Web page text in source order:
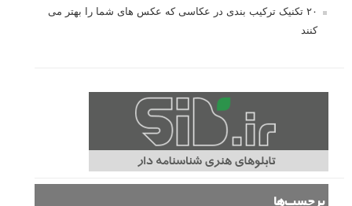
۲۰ تکنیک ترکیب بندی در عکاسی که عکس های شما را بهتر می
کنند
برچسب‌ها